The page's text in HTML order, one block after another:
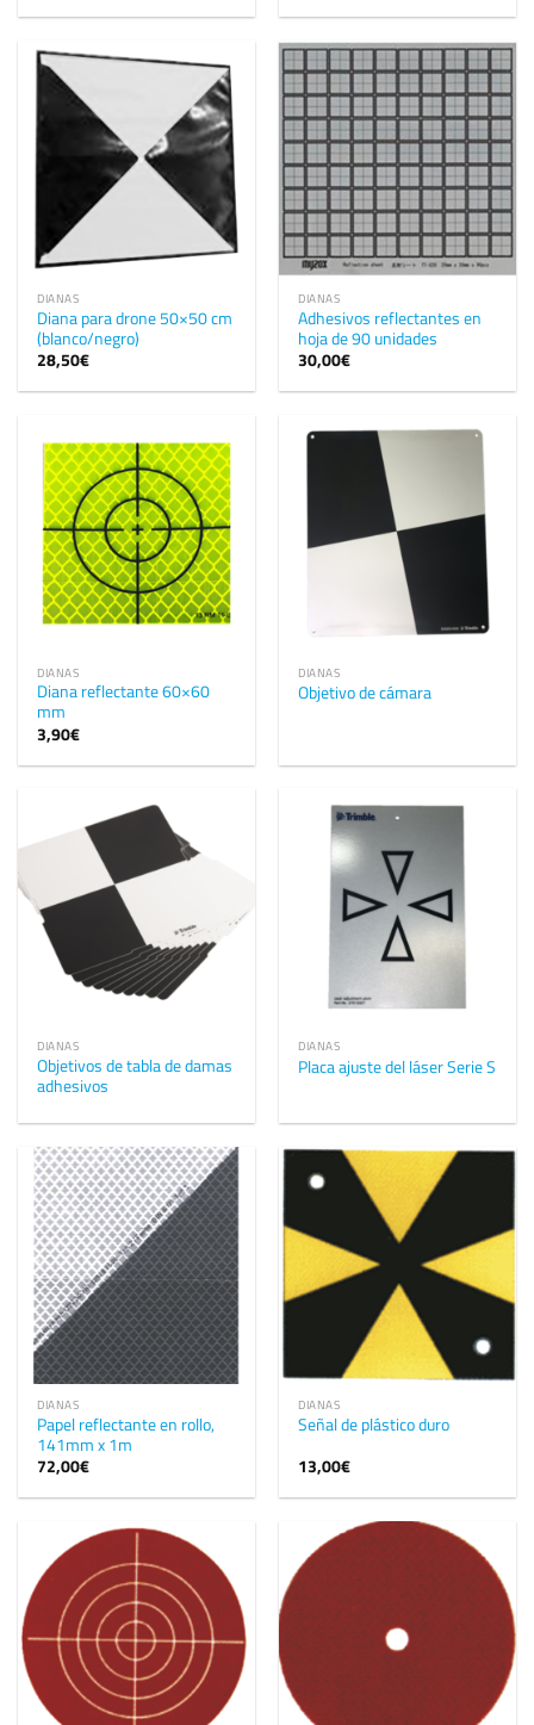
DIANAS
Diana para drone 50×50 cm
(blanco/negro)
28,50€
DIANAS
Adhesivos reflectantes en
hoja de 90 unidades
30,00€
DIANAS
Diana reflectante 60×60
mm
3,90€
DIANAS
Objetivo de cámara
DIANAS
Objetivos de tabla de damas
adhesivos
DIANAS
Placa ajuste del láser Serie S
DIANAS
Papel reflectante en rollo,
141mm x 1m
72,00€
DIANAS
Señal de plástico duro
13,00€